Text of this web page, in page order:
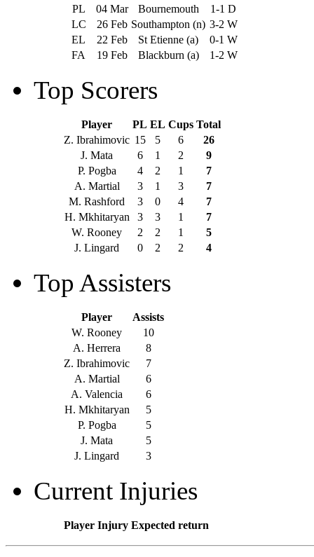
PL
04 Mar Bournemouth
1-1 D
LC
26 Feb Southampton (n) 3-2 W
EL
22 Feb St Etienne (a)
0-1 W
FA
19 Feb Blackburn (a) 1-2 W
Top Scorers
Player PL EL Cups Total
Z. Ibrahimovic 15 5 6
26
J. Mata
6 1 2
9
P. Pogba
4 2 1
7
A. Martial
3 1 3
7
M. Rashford
3 0 4
7
H. Mkhitaryan
3 3 1
7
W. Rooney
2 2 1
5
J. Lingard
0 2 2 4
Top Assisters
Player
Assists
W. Rooney
10
A. Herrera
8
Z. Ibrahimovic
7
A. Martial
6
A. Valencia
6
H. Mkhitaryan
5
P. Pogba
5
J. Mata
5
J. Lingard
3
Current Injuries
Player Injury Expected return